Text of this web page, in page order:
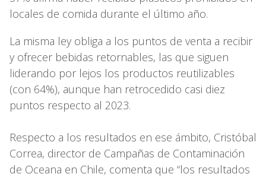
locales de comida durante el último año.
La misma ley obliga a los puntos de venta a recibir
y ofrecer bebidas retornables, las que siguen
liderando por lejos los productos reutilizables
(con 64%), aunque han retrocedido casi diez
puntos respecto al 2023.
Respecto a los resultados en ese ámbito, Cristóbal
Correa, director de Campañas de Contaminación
de Oceana en Chile, comenta que “los resultados